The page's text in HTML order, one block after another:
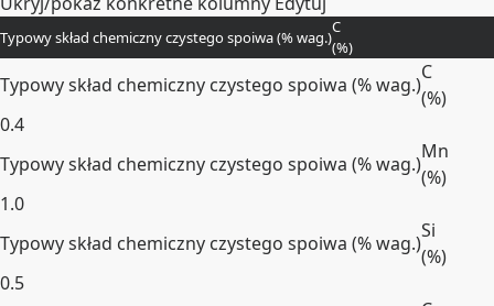
Typowy skład chemiczny czystego spoiwa (% wag.)
C
(%)
Typowy skład chemiczny czystego spoiwa (% wag.)
C
(%)
0.4
Typowy skład chemiczny czystego spoiwa (% wag.)
Mn
(%)
1.0
Typowy skład chemiczny czystego spoiwa (% wag.)
Si
(%)
0.5